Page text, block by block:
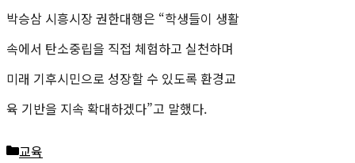
박승삼 시흥시장 권한대행은 “학생들이 생활
속에서 탄소중립을 직접 체험하고 실천하며
미래 기후시민으로 성장할 수 있도록 환경교
육 기반을 지속 확대하겠다”고 말했다.
카
교육